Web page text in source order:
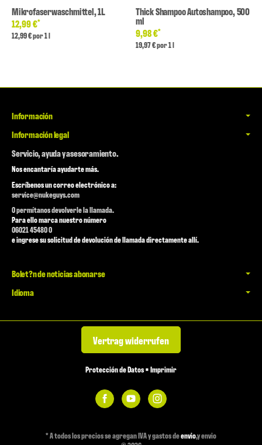
Mikrofaserwaschmittel, 1L
12,99 €*
12,99 € por 1 l
Thick Shampoo Autoshampoo, 500
ml
9,98 €*
19,97 € por 1 l
Información
Información legal
Servicio, ayuda y asesoramiento.
Nos encantaría ayudarte más.
Escríbenos un correo electrónico a:
service@nukeguys.com
O permítanos devolverle la llamada.
Para ello marca nuestro número
06021 45480 0
e ingrese su solicitud de devolución de llamada directamente allí.
Bolet?n de noticias abonarse
Idioma
Vertrag widerrufen
Protección de Datos•Imprimir
*A todos los precios se agregan IVA y gastos deenvio,y envio